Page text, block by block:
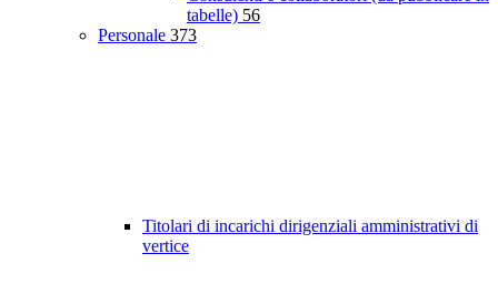
tabelle) 56
Personale 373
Titolari di incarichi dirigenziali amministrativi di
vertice